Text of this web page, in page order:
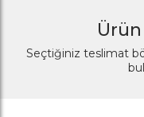
Seçtiğiniz teslimat